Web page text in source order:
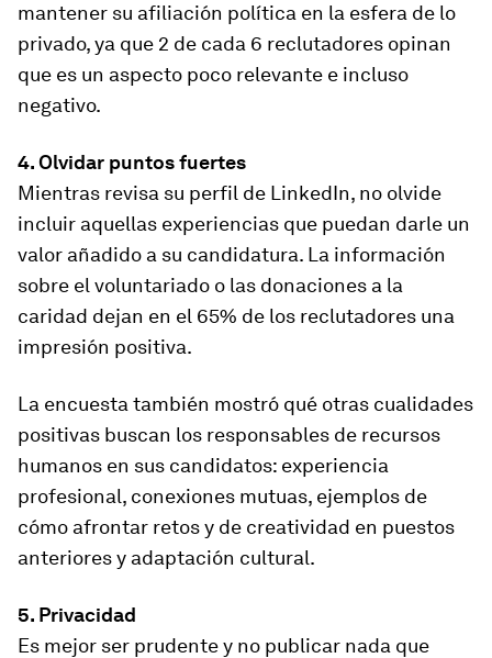
mantener su afiliación política en la esfera de lo
privado, ya que 2 de cada 6 reclutadores opinan
que es un aspecto poco relevante e incluso
negativo.
4. Olvidar puntos fuertes
Mientras revisa su perfil de LinkedIn, no olvide
incluir aquellas experiencias que puedan darle un
valor añadido a su candidatura. La información
sobre el voluntariado o las donaciones a la
caridad dejan en el 65% de los reclutadores una
impresión positiva.
La encuesta también mostró qué otras cualidades
positivas buscan los responsables de recursos
humanos en sus candidatos: experiencia
profesional, conexiones mutuas, ejemplos de
cómo afrontar retos y de creatividad en puestos
anteriores y adaptación cultural.
5. Privacidad
Es mejor ser prudente y no publicar nada que